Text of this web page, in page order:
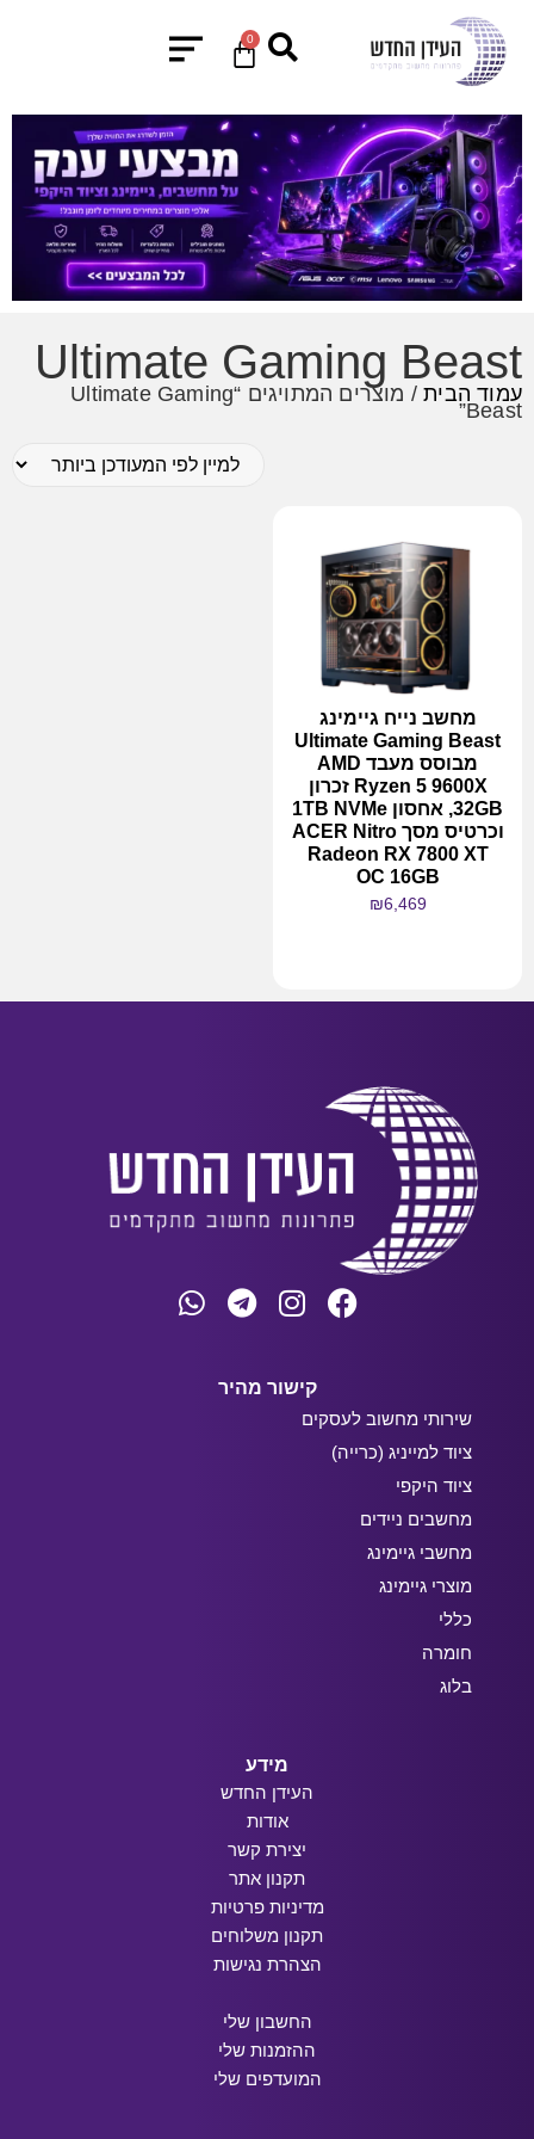
0
Ultimate Gaming Beast
עמוד הבית / מוצרים המתויגים “Ultimate Gaming
Beast”
מחשב נייח גיימינג
Ultimate Gaming Beast
מבוסס מעבד AMD
Ryzen 5 9600X זכרון
32GB, אחסון 1TB NVMe
וכרטיס מסך ACER Nitro
Radeon RX 7800 XT
OC 16GB
₪6,469
קישור מהיר
שירותי מחשוב לעסקים
ציוד למייניג (כרייה)
ציוד היקפי
מחשבים ניידים
מחשבי גיימינג
מוצרי גיימינג
כללי
חומרה
בלוג
מידע
העידן החדש
אודות
יצירת קשר
תקנון אתר
מדיניות פרטיות
תקנון משלוחים
הצהרת נגישות
החשבון שלי
ההזמנות שלי
המועדפים שלי